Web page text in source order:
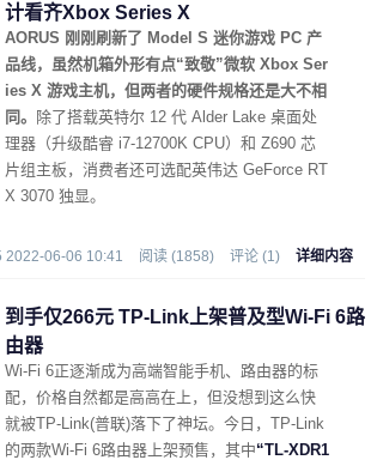
计看齐Xbox Series X
AORUS 刚刚刷新了 Model S 迷你游戏 PC 产
品线，虽然机箱外形有点“致敬”微软 Xbox Ser
ies X 游戏主机，但两者的硬件规格还是大不相
同。
除了搭载英特尔 12 代 Alder Lake 桌面处
理器（升级酷睿 i7-12700K CPU）和 Z690 芯
片组主板，消费者还可选配英伟达 GeForce RT
X 3070 独显。
2022-06-06 10:41 阅读 (1858) 评论 (1) 详细内容
到手仅266元 TP-Link上架普及型Wi-Fi 6路
由器
Wi-Fi 6正逐渐成为高端智能手机、路由器的标
配，价格自然都是高高在上，但没想到这么快
就被TP-Link(普联)落下了神坛。今日，TP-Link
的两款Wi-Fi 6路由器上架预售，其中“TL-XDR1